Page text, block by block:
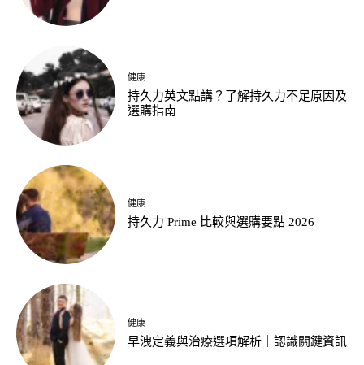
健康
持久力英文點講？了解持久力不足原因及
選購指南
健康
持久力 Prime 比較與選購要點 2026
健康
早洩定義與治療選項解析｜認識關鍵資訊